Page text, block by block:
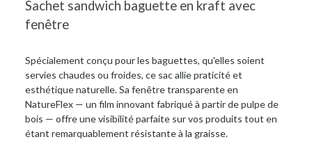
Sachet sandwich baguette en kraft avec
fenêtre
Spécialement conçu pour les baguettes, qu'elles soient
servies chaudes ou froides, ce sac allie praticité et
esthétique naturelle. Sa fenêtre transparente en
NatureFlex — un film innovant fabriqué à partir de pulpe de
bois — offre une visibilité parfaite sur vos produits tout en
étant remarquablement résistante à la graisse.